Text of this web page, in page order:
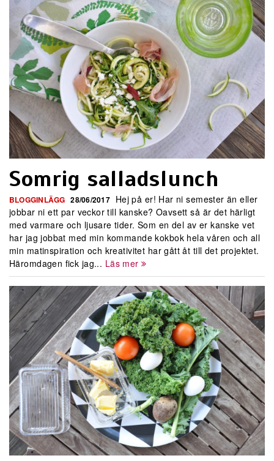
Somrig salladslunch
BLOGGINLÄGG 28/06/2017Hej på er! Har ni semester än eller
jobbar ni ett par veckor till kanske? Oavsett så är det härligt
med varmare och ljusare tider. Som en del av er kanske vet
har jag jobbat med min kommande kokbok hela våren och all
min matinspiration och kreativitet har gått åt till det projektet.
Häromdagen fick jag... Läs mer